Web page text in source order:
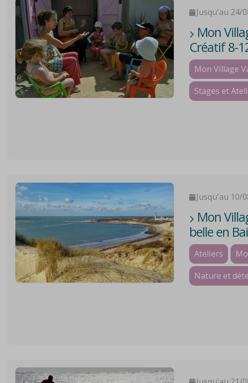
Jusqu'au 24/
Mon
Créatif 8-
Mon Village
Stages et
Jusqu'au 10/
Mon
belle en
Ateliers
Nature et